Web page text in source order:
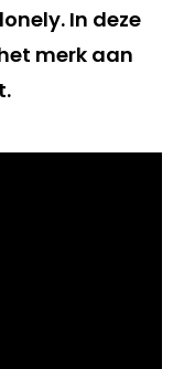
In deze
merk aan